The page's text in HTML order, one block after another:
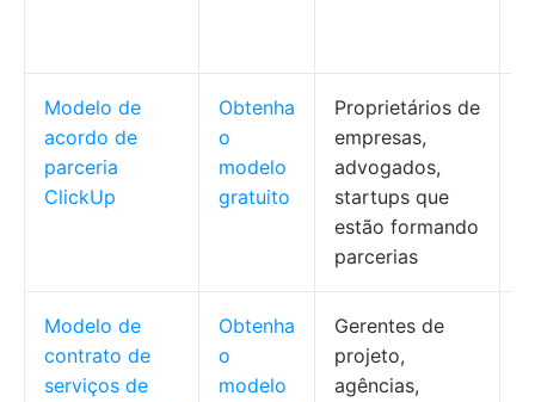
Modelo de
acordo de
parceria
ClickUp
Obtenha
o
modelo
gratuito
Proprietários de
empresas,
advogados,
startups que
estão formando
parcerias
Modelo de
contrato de
serviços de
Obtenha
o
modelo
Gerentes de
projeto,
agências,